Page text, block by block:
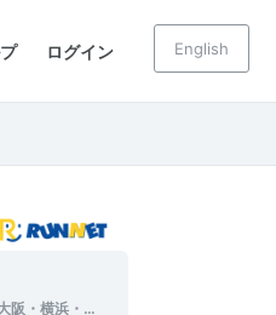
ログイン English
阪・横浜・…